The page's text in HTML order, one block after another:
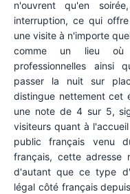
n'ouvrent qu'en
interruption, ce qui
une visite à n'importe
comme un lieu où
professionnelles ainsi
passer la nuit sur
distingue nettement cet
une note de 4 sur 5,
visiteurs quant à
public français venu
français, cette adresse
d'autant que ce type
légal côté français